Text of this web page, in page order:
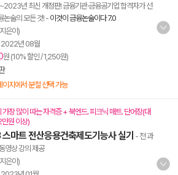
년 최신 개정판! 금융기관·금융공기업 합격자가 선
논술의 모든 것!- 이것이 금융논술이다 7.0
은이)
2022년 08월
원 (10% 할인 / 1,250원)
이지에서 분철 선택 가능
장 많이 따는 자격증 + 북엔드. 피크닉 매트. 단어장(대
원 이상)
마트 전산응용건축제도기능사 실기 - 전 과
영상 강의 제공
은이)